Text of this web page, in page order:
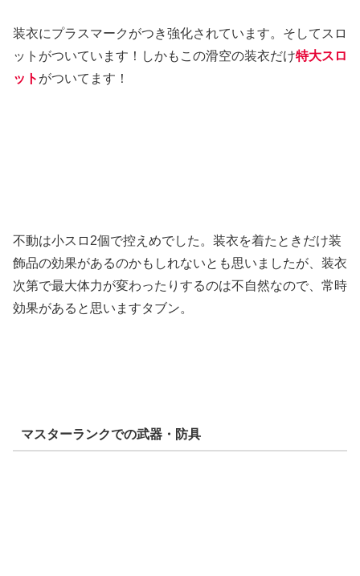
装衣にプラスマークがつき強化されています。そしてスロ
ットがついています！しかもこの滑空の装衣だけ特大スロ
ット がついてます！
不動は小スロ2個で控えめでした。装衣を着たときだけ装
飾品の効果があるのかもしれないとも思いましたが、装衣
次第で最大体力が変わったりするのは不自然なので、常時
効果があると思いますタブン。
マスターランクでの武器・防具